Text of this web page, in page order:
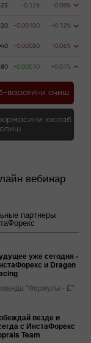
-0.126 -0.08%
-0.00100 -0.12%
-0.00080 -0.06%
+0.00010 +0.01%
варағини очиш
юклаб
олиш
вебинар
партнеры
уже сегодня -
и Dragon
"Формулы - Е"
везде и
с ИнстаФорекс
Team